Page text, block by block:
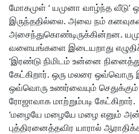
மோகமுள் ‘ யமுனா வாழ்ந்த வீடு’
இருந்ததில்லை. அவை நம்
அசைந்துகொண்டிருக்கின்றன.
வளையங்களை இடையறாது
‘இரண்டு நிமிடம் உன்னை
கேட்கிறார். ஒரு மலரை ஒவ்வொரு
ஒவ்வொரு உணர்வையும்
ரோஜாவாக மாற்றும்படி கேட்கிறார்.
‘மழையே மழையே மழை எனும்
புத்திரனைத்தவிர யாரால் ஆராதிக்க